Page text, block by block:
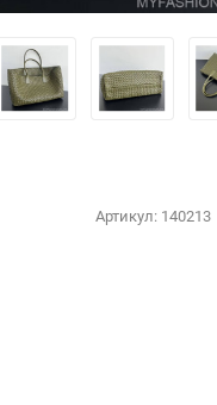
Артикул: 140213